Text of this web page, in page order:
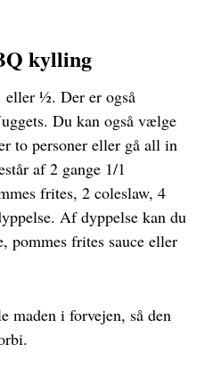
kylling
eller ½. Der er også
Du kan også vælge
to personer eller gå all in
af 2 gange 1/1
frites, 2 coleslaw, 4
Af dyppelse kan du
pommes frites sauce eller
maden i forvejen, så den